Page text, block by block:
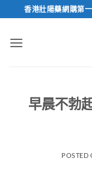
to
content
香港壯陽藥網購第
早晨不勃
POSTED